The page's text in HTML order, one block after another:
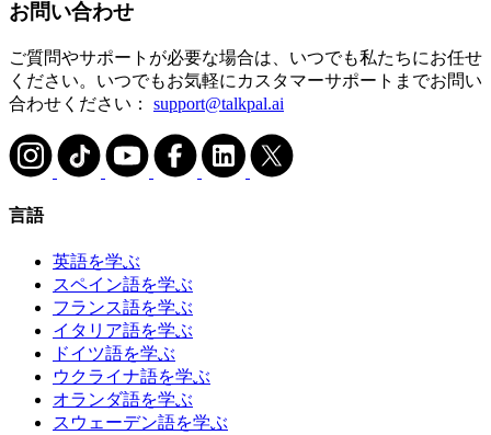
お問い合わせ
ご質問やサポートが必要な場合は、いつでも私たちにお任せ
ください。いつでもお気軽にカスタマーサポートまでお問い
合わせください： support@talkpal.ai
言語
英語を学ぶ
スペイン語を学ぶ
フランス語を学ぶ
イタリア語を学ぶ
ドイツ語を学ぶ
ウクライナ語を学ぶ
オランダ語を学ぶ
スウェーデン語を学ぶ